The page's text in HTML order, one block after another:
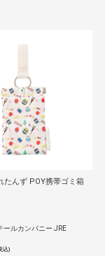
たんず POY携帯ゴミ箱
ールカンパニー JRE
込)